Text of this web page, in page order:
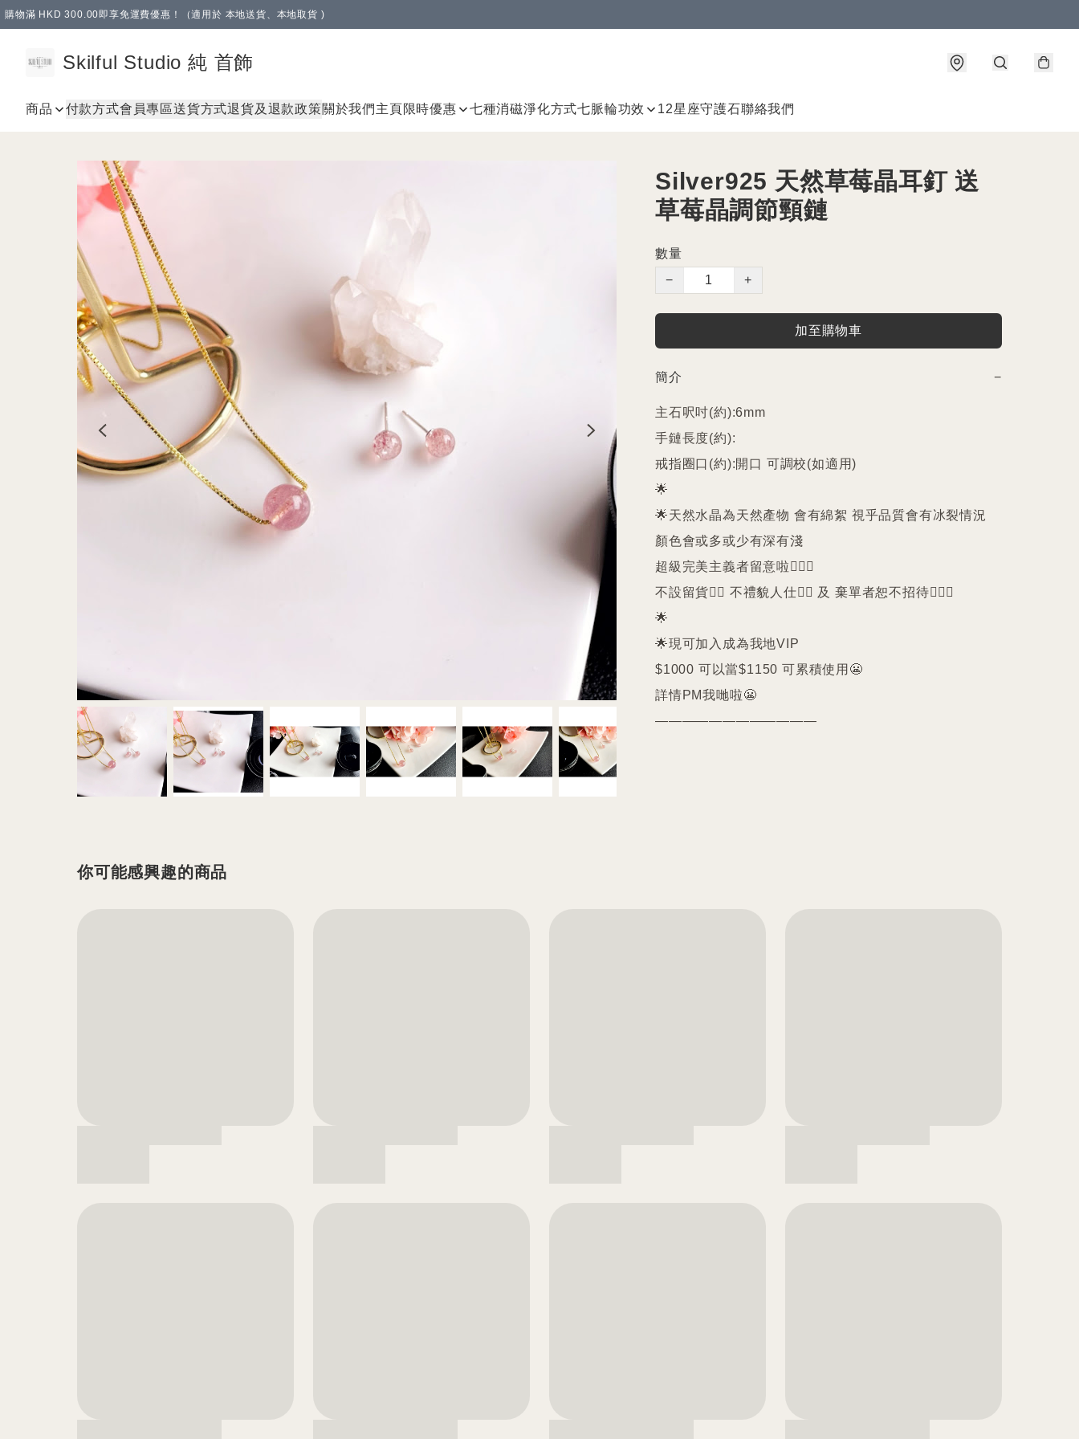
購物滿 HKD 300.00即享免運費優惠！（適用於 本地送貨、本地取貨 )
Skilful Studio 純 首飾
商品 付款方式會員專區送貨方式退貨及退款政策關於我們 主頁限時優惠 七種消磁淨化方式七脈輪功效 12星座守護石聯絡我們
Silver925 天然草莓晶耳釘 送
草莓晶調節頸鏈
數量
−
+
加至購物車
簡介 −
主石呎吋(約):6mm
手鏈長度(約):
戒指圈口(約):開口 可調校(如適用)
🌟
🌟天然水晶為天然產物 會有綿絮 視乎品質會有冰裂情況
顏色會或多或少有深有淺
超級完美主義者留意啦🙇🏻‍♀️
不設留貨🙅‍♀️ 不禮貌人仕🙅‍♀️ 及 棄單者恕不招待🙇🏻‍♀️
🌟
🌟現可加入成為我地VIP
$1000 可以當$1150 可累積使用😬
詳情PM我哋啦😬
你可能感興趣的商品